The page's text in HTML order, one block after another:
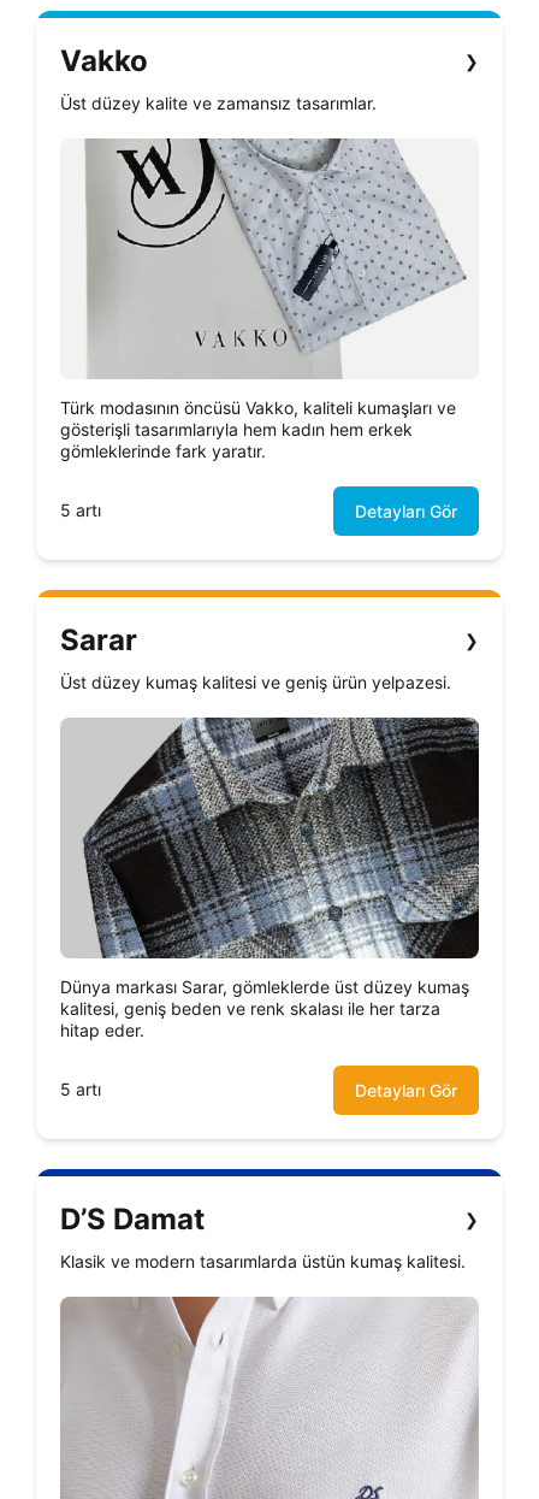
Vakko ❯
Üst düzey kalite ve zamansız tasarımlar.
Türk modasının öncüsü Vakko, kaliteli kumaşları ve
gösterişli tasarımlarıyla hem kadın hem erkek
gömleklerinde fark yaratır.
5 artı Detayları Gör
Sarar ❯
Üst düzey kumaş kalitesi ve geniş ürün yelpazesi.
Dünya markası Sarar, gömleklerde üst düzey kumaş
kalitesi, geniş beden ve renk skalası ile her tarza
hitap eder.
5 artı Detayları Gör
D’S Damat ❯
Klasik ve modern tasarımlarda üstün kumaş kalitesi.